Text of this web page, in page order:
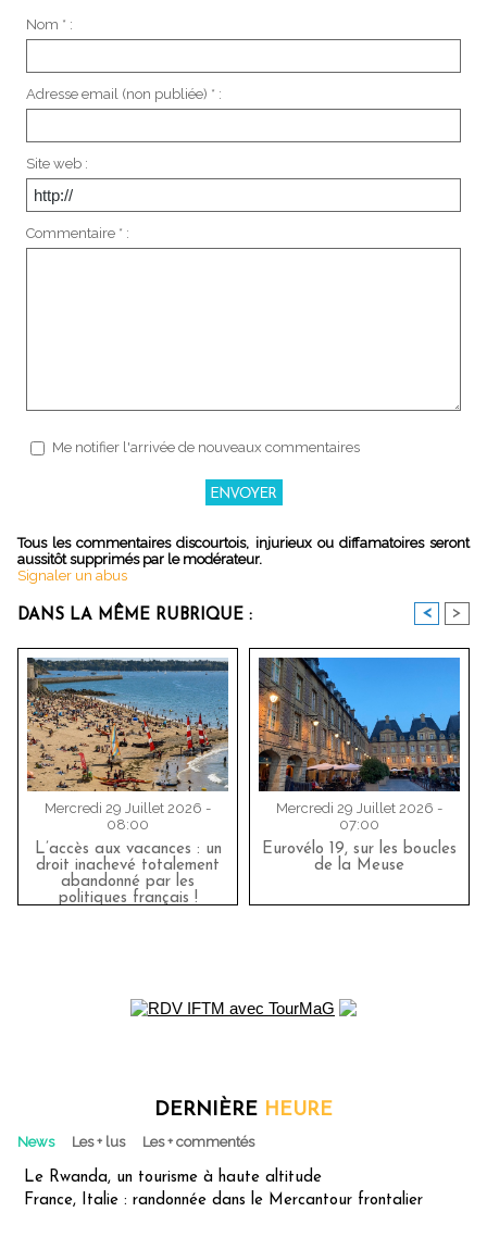
Nom * :
Adresse email (non publiée) * :
Site web :
Commentaire * :
Me notifier l'arrivée de nouveaux commentaires
Tous les commentaires discourtois, injurieux ou diffamatoires seront
aussitôt supprimés par le modérateur.
Signaler un abus
DANS LA MÊME RUBRIQUE : < >
Mercredi 29 Juillet 2026 -
08:00
L’accès aux vacances : un
droit inachevé totalement
abandonné par les
politiques français !
Mercredi 29 Juillet 2026 -
07:00
Eurovélo 19, sur les boucles
de la Meuse
DERNIÈRE HEURE
News Les + lus Les + commentés
Le Rwanda, un tourisme à haute altitude
France, Italie : randonnée dans le Mercantour frontalier